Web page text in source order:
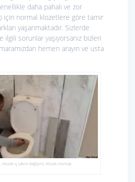
daha pahalı ve zor
için normal klozetlere göre tamir
yaşanmaktadır. Sizlerde
sorunlar yaşıyorsanız bizleri
hemen arayın ve usta
klozet iç takım değişimi, klozet montajı